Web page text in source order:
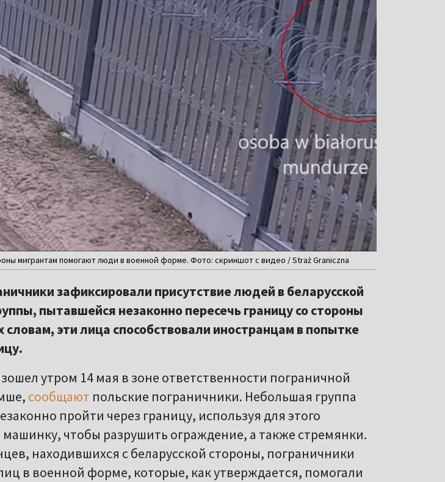
мигрантам помогают люди в военной форме. Фото: скриншот с видео / Straż Graniczna
зафиксировали присутствие людей в беларусской
пытавшейся незаконно пересечь границу со стороны
словам, эти лица способствовали иностранцам в попытке
утром 14 мая в зоне ответственности пограничной
сообщают польские пограничники. Небольшая группа
пройти через границу, используя для этого
чтобы разрушить ограждение, а также стремянки.
находившихся с беларусской стороны, пограничники
в военной форме, которые, как утверждается, помогали